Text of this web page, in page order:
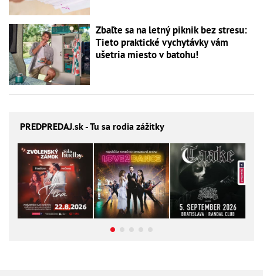
Zbaľte sa na letný piknik bez stresu:
Tieto praktické vychytávky vám
ušetria miesto v batohu!
PREDPREDAJ.sk - Tu sa rodia zážitky